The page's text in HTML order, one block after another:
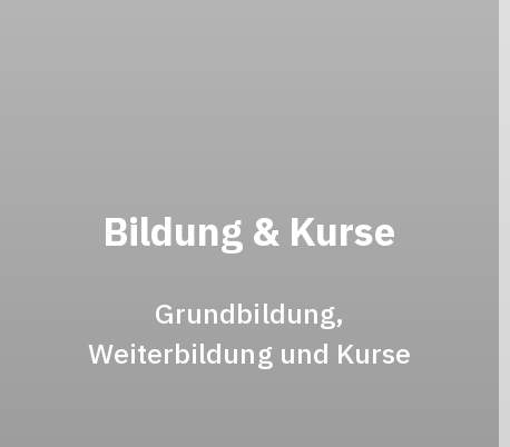
Bildung & Kurse
Grundbildung,
Weiterbildung und Kurse